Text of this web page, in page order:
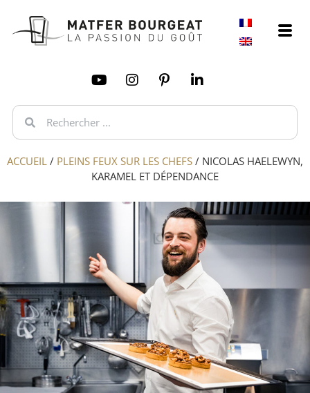
ACCUEIL / PLEINS FEUX SUR LES CHEFS / NICOLAS HAELEWYN,
KARAMEL ET DÉPENDANCE